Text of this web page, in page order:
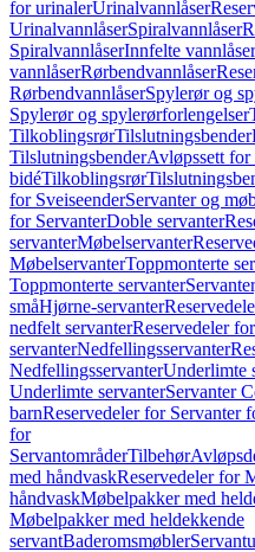
for urinalerUrinalvannlåser
UrinalvannlåserSpiralvannlåser
SpiralvannlåserInnfelte vannlåser
vannlåserRørbendvannlåser
RørbendvannlåserSpylerør og
Spylerør og spylerørforlengelser
TilkoblingsrørTilslutningsbender
TilslutningsbenderAvløpssett for
bidéTilkoblingsrør
for SveiseenderServanter og
for ServanterDoble servanter
servanterMøbelservanter
MøbelservanterToppmonterte
Toppmonterte servanter
småHjørne-servanter
nedfelt servanterReservedeler
servanterNedfellingsservanter
NedfellingsservanterUnderlimte
Underlimte servanterServanter
barnReservedeler for Servanter
for
ServantområderTilbehør
med håndvaskReservedeler for
håndvaskMøbelpakker med
Møbelpakker med heldekkende
servantBaderomsmøbler